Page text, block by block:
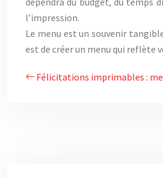
l’impression.
Le menu est un souvenir
est de créer un menu qui reflète
Félicitations imprimables :